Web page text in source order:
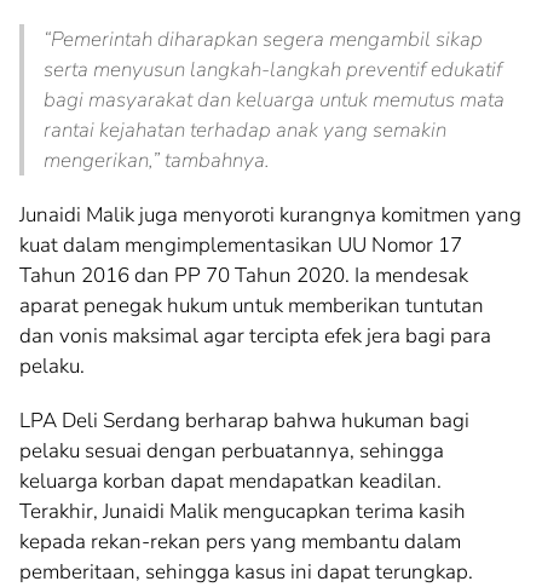
“Pemerintah diharapkan segera mengambil sikap
serta menyusun langkah-langkah preventif edukatif
bagi masyarakat dan keluarga untuk memutus mata
rantai kejahatan terhadap anak yang semakin
mengerikan,” tambahnya.
Junaidi Malik juga menyoroti kurangnya komitmen yang
kuat dalam mengimplementasikan UU Nomor 17
Tahun 2016 dan PP 70 Tahun 2020. Ia mendesak
aparat penegak hukum untuk memberikan tuntutan
dan vonis maksimal agar tercipta efek jera bagi para
pelaku.
LPA Deli Serdang berharap bahwa hukuman bagi
pelaku sesuai dengan perbuatannya, sehingga
keluarga korban dapat mendapatkan keadilan.
Terakhir, Junaidi Malik mengucapkan terima kasih
kepada rekan-rekan pers yang membantu dalam
pemberitaan, sehingga kasus ini dapat terungkap.